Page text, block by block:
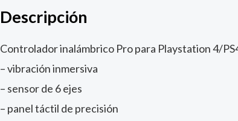
Descripción
Controlador inalámbrico Pro para Playstation 4/
– vibración inmersiva
– sensor de 6 ejes
– panel táctil de precisión